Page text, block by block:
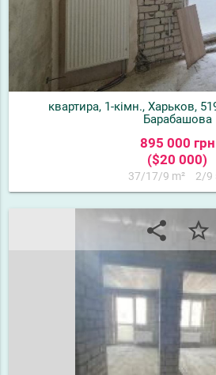
квартира, 1-кімн., Харьков,
Барабашова
895 000 грн
($20 000)
37/17/9 m² 2/9
share star_border